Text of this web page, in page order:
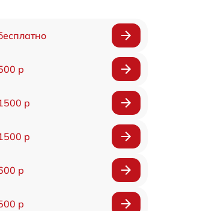
р
р
р
р
р